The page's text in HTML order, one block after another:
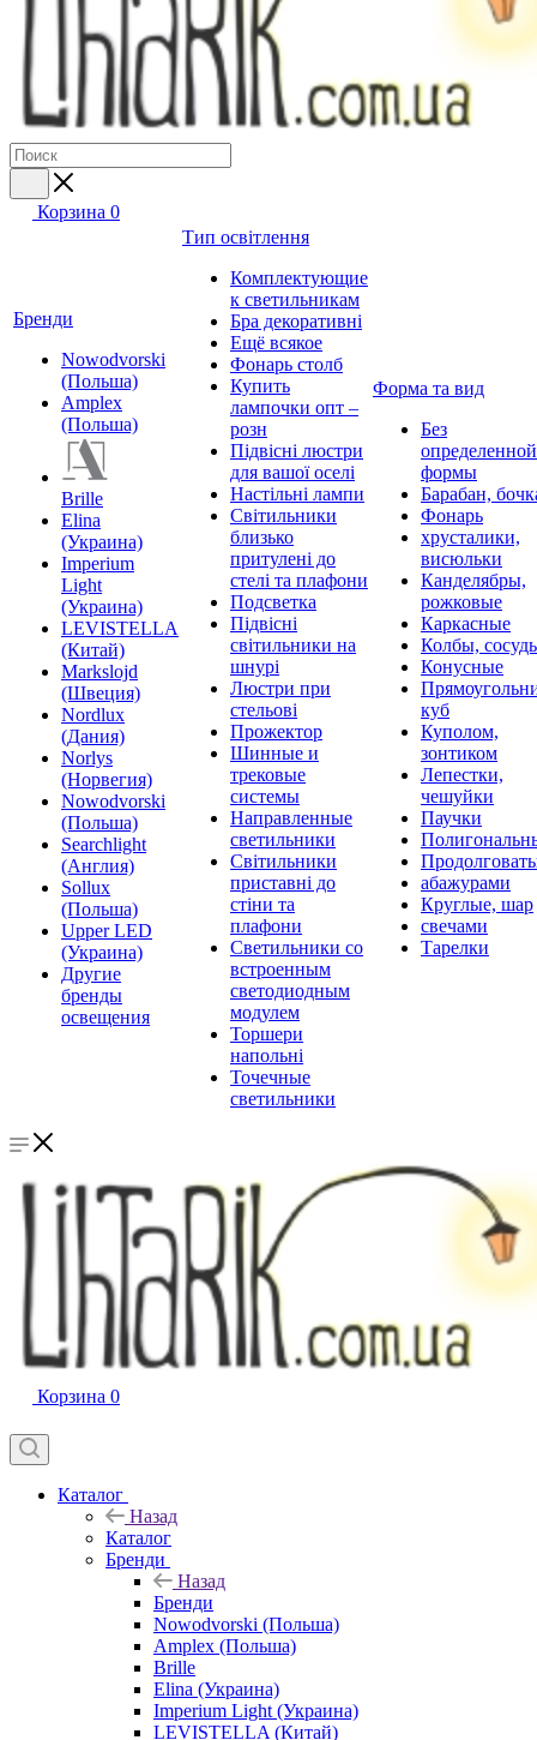
Корзина 0
Бренди
Nowodvorski
(Польша)
Amplex
(Польша)
Brille
Elina
(Украина)
Imperium
Light
(Украина)
LEVISTELLA
(Китай)
Markslojd
(Швеция)
Nordlux
(Дания)
Norlys
(Норвегия)
Nowodvorski
(Польша)
Searchlight
(Англия)
Sollux
(Польша)
Upper LED
(Украина)
Другие
бренды
освещения
Тип освітлення
Комплектующие
к светильникам
Бра декоративні
Ещё всякое
Фонарь столб
Купить
лампочки опт –
розн
Підвісні люстри
для вашої оселі
Настільні лампи
Світильники
близько
притулені до
стелі та плафони
Подсветка
Підвісні
світильники на
шнурі
Люстри при
стельові
Прожектор
Шинные и
трековые
системы
Направленные
светильники
Світильники
приставні до
стіни та
плафони
Светильники со
встроенным
светодиодным
модулем
Торшери
напольні
Точечные
светильники
Форма та вид
Без
определенной
формы
Барабан,
Фонарь
хрусталики,
висюльки
Канделябры,
рожковые
Каркасные
Колбы,
Конусные
куб
Куполом,
зонтиком
Лепестки,
чешуйки
Паучки
абажурами
Круглые, шар
свечами
Тарелки
Корзина 0
Каталог
Назад
Каталог
Бренди
Назад
Бренди
Nowodvorski (Польша)
Amplex (Польша)
Brille
Elina (Украина)
Imperium Light (Украина)
LEVISTELLA (Китай)